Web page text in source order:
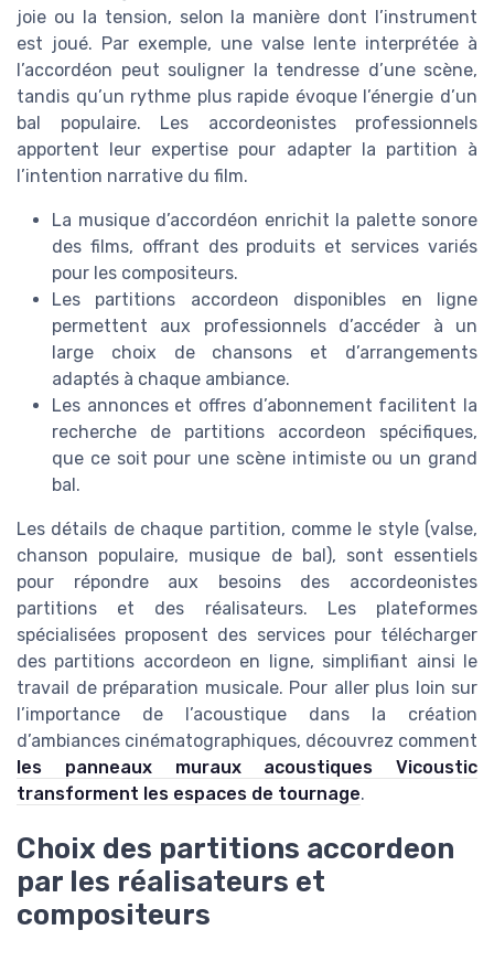
joie ou la tension, selon la manière dont l’instrument
est joué. Par exemple, une valse lente interprétée à
l’accordéon peut souligner la tendresse d’une scène,
tandis qu’un rythme plus rapide évoque l’énergie d’un
bal populaire. Les accordeonistes professionnels
apportent leur expertise pour adapter la partition à
l’intention narrative du film.
La musique d’accordéon enrichit la palette sonore
des films, offrant des produits et services variés
pour les compositeurs.
Les partitions accordeon disponibles en ligne
permettent aux professionnels d’accéder à un
large choix de chansons et d’arrangements
adaptés à chaque ambiance.
Les annonces et offres d’abonnement facilitent la
recherche de partitions accordeon spécifiques,
que ce soit pour une scène intimiste ou un grand
bal.
Les détails de chaque partition, comme le style (valse,
chanson populaire, musique de bal), sont essentiels
pour répondre aux besoins des accordeonistes
partitions et des réalisateurs. Les plateformes
spécialisées proposent des services pour télécharger
des partitions accordeon en ligne, simplifiant ainsi le
travail de préparation musicale. Pour aller plus loin sur
l’importance de l’acoustique dans la création
d’ambiances cinématographiques, découvrez comment
les panneaux muraux acoustiques Vicoustic
transforment les espaces de tournage.
Choix des partitions accordeon
par les réalisateurs et
compositeurs